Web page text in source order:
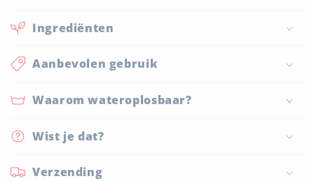
Ingrediënten
Aanbevolen gebruik
Waarom wateroplosbaar?
Wist je dat?
Verzending